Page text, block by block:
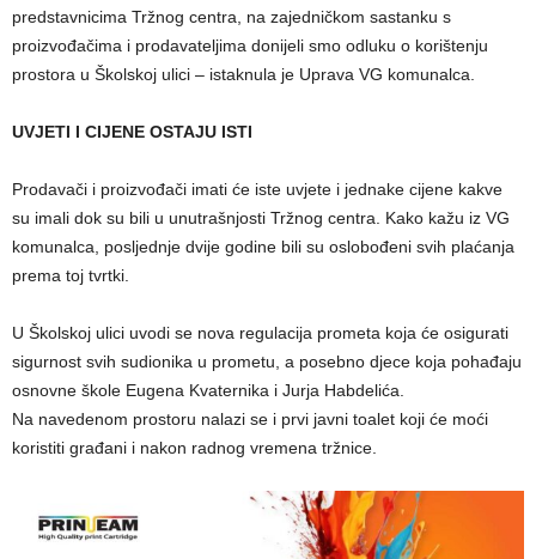
predstavnicima Tržnog centra, na zajedničkom sastanku s
proizvođačima i prodavateljima donijeli smo odluku o korištenju
prostora u Školskoj ulici – istaknula je Uprava VG komunalca.
UVJETI I CIJENE OSTAJU ISTI
Prodavači i proizvođači imati će iste uvjete i jednake cijene kakve
su imali dok su bili u unutrašnjosti Tržnog centra. Kako kažu iz VG
komunalca, posljednje dvije godine bili su oslobođeni svih plaćanja
prema toj tvrtki.
U Školskoj ulici uvodi se nova regulacija prometa koja će osigurati
sigurnost svih sudionika u prometu, a posebno djece koja pohađaju
osnovne škole Eugena Kvaternika i Jurja Habdelića.
Na navedenom prostoru nalazi se i prvi javni toalet koji će moći
koristiti građani i nakon radnog vremena tržnice.